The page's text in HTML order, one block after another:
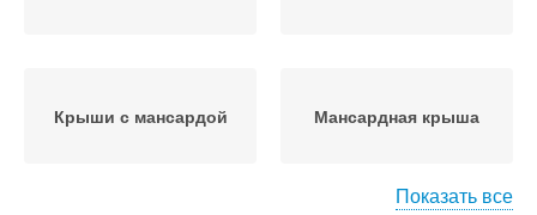
Крыши с мансардой Мансардная крыша
Показать все